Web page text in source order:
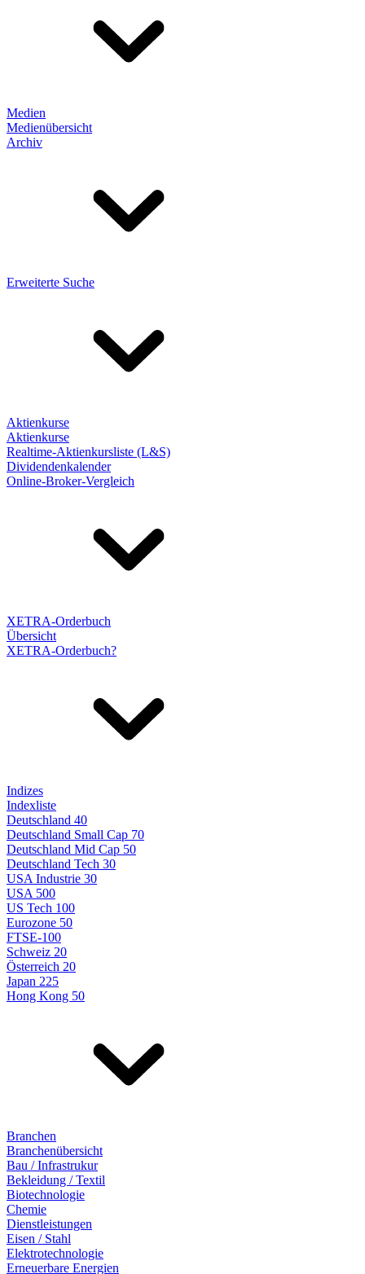
Medien
Medienübersicht
Archiv
Erweiterte Suche
Aktienkurse
Aktienkurse
Realtime-Aktienkursliste (L&S)
Dividendenkalender
Online-Broker-Vergleich
XETRA-Orderbuch
Übersicht
XETRA-Orderbuch?
Indizes
Indexliste
Deutschland 40
Deutschland Small Cap 70
Deutschland Mid Cap 50
Deutschland Tech 30
USA Industrie 30
USA 500
US Tech 100
Eurozone 50
FTSE-100
Schweiz 20
Österreich 20
Japan 225
Hong Kong 50
Branchen
Branchenübersicht
Bau / Infrastrukur
Bekleidung / Textil
Biotechnologie
Chemie
Dienstleistungen
Eisen / Stahl
Elektrotechnologie
Erneuerbare Energien